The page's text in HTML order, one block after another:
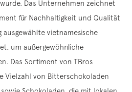
Das Unternehmen zeichnet
für Nachhaltigkeit und Qualität
ausgewählte vietnamesische
um außergewöhnliche
Das Sortiment von TBros
Vielzahl von Bitterschokoladen